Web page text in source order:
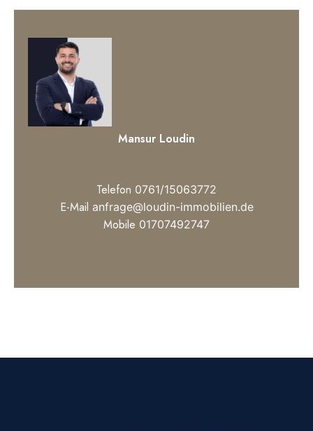
Mansur Loudin
Telefon 0761/15063772
E-Mail anfrage@loudin-immobilien.de
Mobile 01707492747